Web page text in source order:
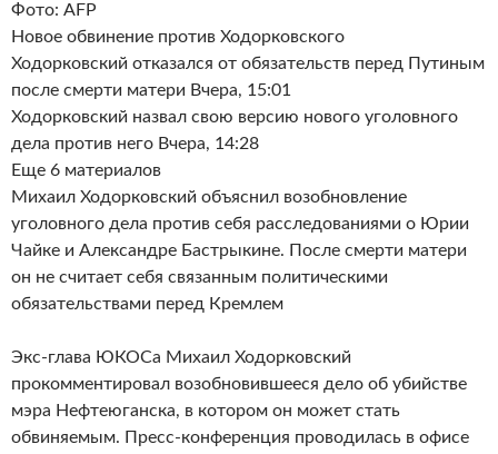
Фото: AFP
Новое обвинение против Ходорковского
Ходорковский отказался от обязательств перед Путиным
после смерти матери Вчера, 15:01
Ходорковский назвал свою версию нового уголовного
дела против него Вчера, 14:28
Еще 6 материалов
Михаил Ходорковский объяснил возобновление
уголовного дела против себя расследованиями о Юрии
Чайке и Александре Бастрыкине. После смерти матери
он не считает себя связанным политическими
обязательствами перед Кремлем
​Экс-глава ЮКОСа Михаил Ходорковский
прокомментировал возобновившееся дело об убийстве
мэра Нефтеюганска, в котором он может стать
обвиняемым. Пресс-конференция проводилась в офисе